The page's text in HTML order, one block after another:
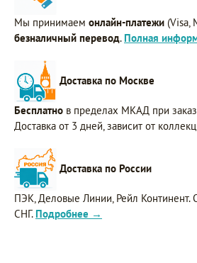
Мы принимаем онлайн-платежи (Visa,
безналичный перевод. Полная
Доставка по Москве
Бесплатно в пределах МКАД при
Доставка от 3 дней, зависит от
Доставка по России
ПЭК, Деловые Линии, Рейл Континент.
СНГ. Подробнее →